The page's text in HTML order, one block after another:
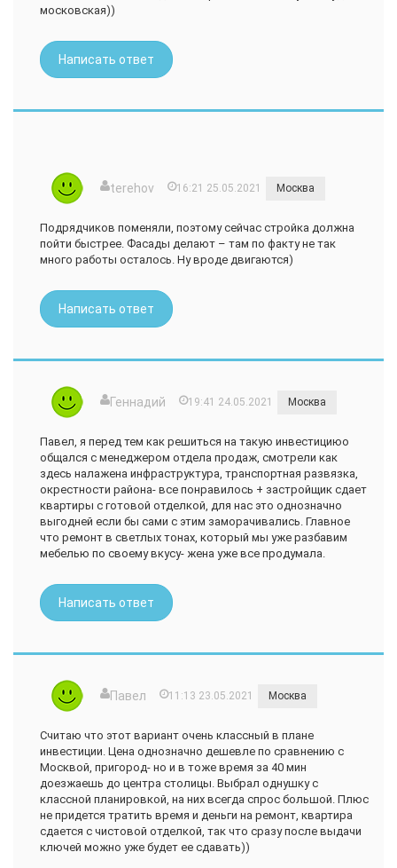
московская))
Написать ответ
terehov 16:21 25.05.2021 Москва
Подрядчиков поменяли, поэтому сейчас стройка должна
пойти быстрее. Фасады делают – там по факту не так
много работы осталось. Ну вроде двигаются)
Написать ответ
Геннадий 19:41 24.05.2021 Москва
Павел, я перед тем как решиться на такую инвестициюо
общался с менеджером отдела продаж, смотрели как
здесь налажена инфраструктура, транспортная развязка,
окрестности района- все понравилось + застройщик сдает
квартиры с готовой отделкой, для нас это однозначно
выгодней если бы сами с этим заморачивались. Главное
что ремонт в светлых тонах, который мы уже разбавим
мебелью по своему вкусу- жена уже все продумала.
Написать ответ
Павел 11:13 23.05.2021 Москва
Считаю что этот вариант очень классный в плане
инвестиции. Цена однозначно дешевле по сравнению с
Москвой, пригород- но и в тоже время за 40 мин
доезжаешь до центра столицы. Выбрал однушку с
классной планировкой, на них всегда спрос большой. Плюс
не придется тратить время и деньги на ремонт, квартира
сдается с чистовой отделкой, так что сразу после выдачи
ключей можно уже будет ее сдавать))